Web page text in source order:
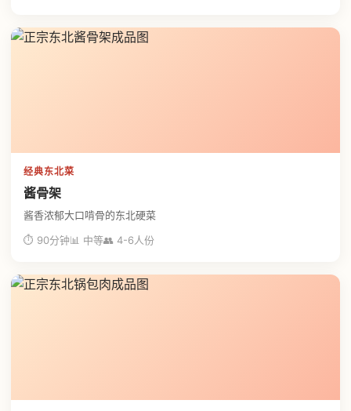
经典东北菜
酱骨架
酱香浓郁大口啃骨的东北硬菜
⏱ 90分钟📊 中等👥 4-6人份